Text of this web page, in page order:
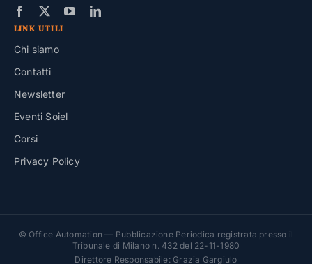
LINK UTILI
Chi siamo
Contatti
Newsletter
Eventi Soiel
Corsi
Privacy Policy
© Office Automation — Pubblicazione Periodica registrata presso il
Tribunale di Milano n. 432 del 22-11-1980
Direttore Responsabile: Grazia Gargiulo